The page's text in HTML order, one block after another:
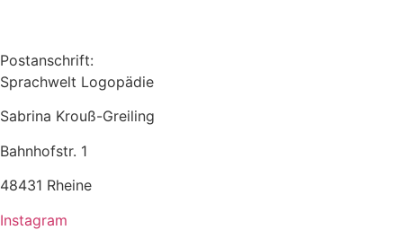
Postanschrift:
Sprachwelt Logopädie
Sabrina Krouß-Greiling
Bahnhofstr. 1
48431 Rheine
Instagram